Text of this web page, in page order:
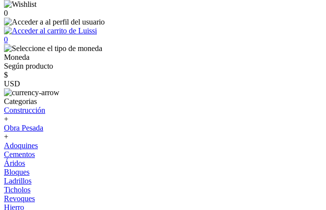
0
0
Moneda
Según producto
$
USD
Categorias
Construcción
+
Obra Pesada
+
Adoquines
Cementos
Áridos
Bloques
Ladrillos
Ticholos
Revoques
Hierro